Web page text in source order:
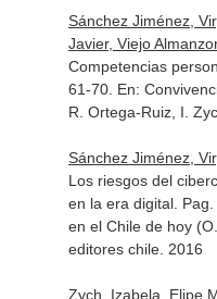
Sánchez Jiménez,
Javier, Viejo
Competencias
61-70. En:
R. Ortega-Ruiz, I.
Sánchez Jiménez,
Los riesgos del
en la era digital. Pag.
en el Chile de hoy
editores chile. 2016
Zych, Izabela, Elipe